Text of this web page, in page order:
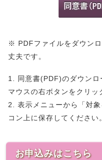
※ PDFファイルをダウン
丈夫です。
1. 同意書(PDF)のダウンロ
マウスの右ボタンをクリッ
2. 表示メニューから「対
コン上に保存してください。
お申込みはこちら